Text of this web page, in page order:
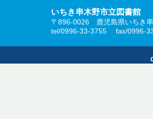
いちき串木野市立図書館
〒896-0026 鹿児島県いちき
tel/0996-33-3755 fax/0996-